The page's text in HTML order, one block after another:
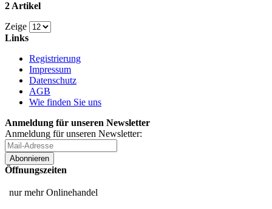
2 Artikel
Zeige
Links
Registrierung
Impressum
Datenschutz
AGB
Wie finden Sie uns
Anmeldung für unseren Newsletter
Anmeldung für unseren Newsletter:
Abonnieren
Öffnungszeiten
nur mehr Onlinehandel